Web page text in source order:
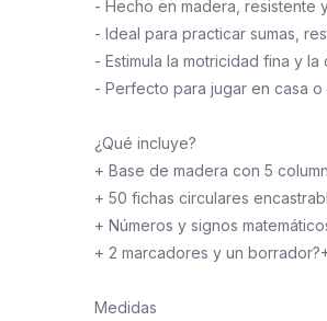
- Hecho en madera, resistente
- Ideal para practicar sumas,
- Estimula la motricidad fina y
- Perfecto para jugar en casa o
¿Qué incluye?
+ Base de madera con 5
+ 50 fichas circulares
+ Números y signos
+ 2 marcadores y un
Medidas